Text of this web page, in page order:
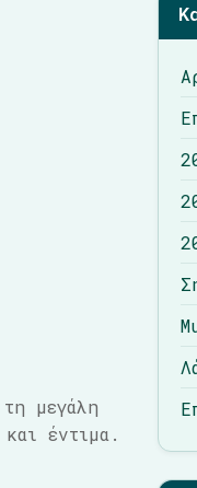
μεγάλη
έντιμα.